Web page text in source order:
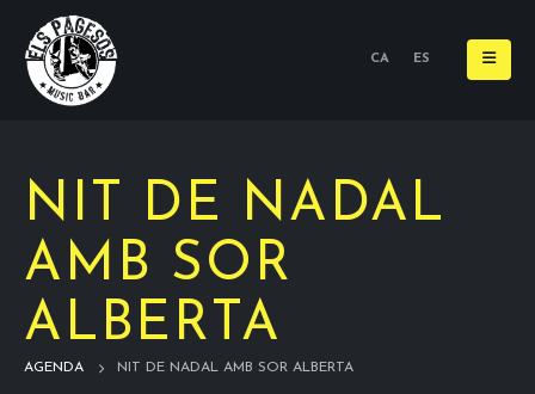
CA ES
NIT DE NADAL
AMB SOR
ALBERTA
AGENDA NIT DE NADAL AMB SOR ALBERTA